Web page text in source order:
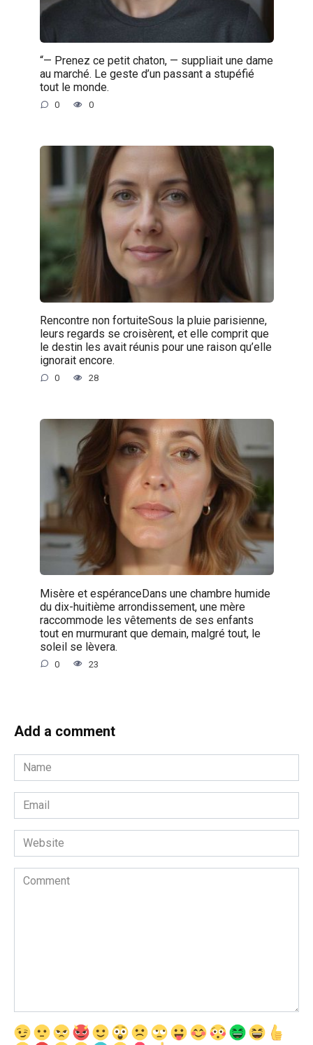
“— Prenez ce petit chaton, — suppliait une dame
au marché. Le geste d’un passant a stupéfié
tout le monde.
0 0
Rencontre non fortuiteSous la pluie parisienne,
leurs regards se croisèrent, et elle comprit que
le destin les avait réunis pour une raison qu’elle
ignorait encore.
0 28
Misère et espéranceDans une chambre humide
du dix-huitième arrondissement, une mère
raccommode les vêtements de ses enfants
tout en murmurant que demain, malgré tout, le
soleil se lèvera.
0 23
Add a comment
Name
*
Email
*
Website
Comment